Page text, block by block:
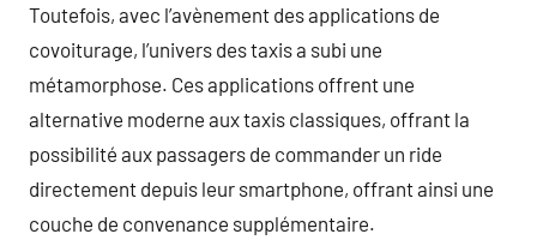
Toutefois, avec l’avènement des applications de
covoiturage, l’univers des taxis a subi une
métamorphose. Ces applications offrent une
alternative moderne aux taxis classiques, offrant la
possibilité aux passagers de commander un ride
directement depuis leur smartphone, offrant ainsi une
couche de convenance supplémentaire.